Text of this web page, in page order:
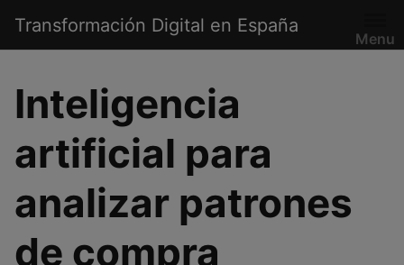
contenido
Transformación Digital en España
Menu
Inteligencia
artificial para
analizar patrones
de compra